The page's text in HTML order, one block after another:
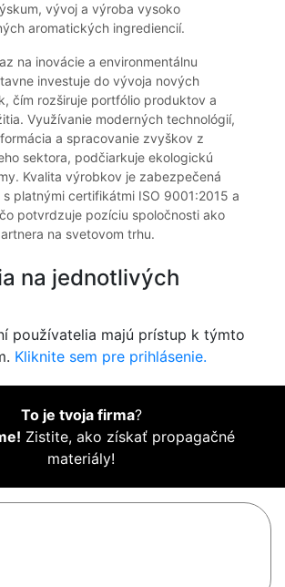
vývoj a výroba vysoko
aromatických ingrediencií.
na inovácie a environmentálnu
investuje do vývoja nových
čím rozširuje portfólio produktov a
Využívanie moderných technológií,
a spracovanie zvyškov z
sektora, podčiarkuje ekologickú
Kvalita výrobkov je zabezpečená
s platnými certifikátmi ISO 9001:2015 a
potvrdzuje pozíciu spoločnosti ako
na svetovom trhu.
na jednotlivých
používatelia majú prístup k týmto
Kliknite sem pre prihlásenie.
To je tvoja firma?
Zistite, ako získať propagačné
materiály!